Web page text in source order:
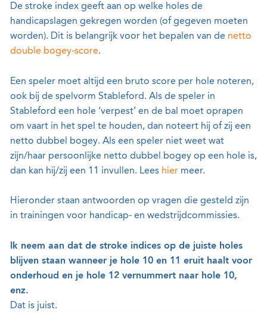
De stroke index geeft aan op welke holes de
handicapslagen gekregen worden (of gegeven moeten
worden). Dit is belangrijk voor het bepalen van de netto
double bogey-score.
Een speler moet altijd een bruto score per hole noteren,
ook bij de spelvorm Stableford. Als de speler in
Stableford een hole ‘verpest’ en de bal moet oprapen
om vaart in het spel te houden, dan noteert hij of zij een
netto dubbel bogey. Als een speler niet weet wat
zijn/haar persoonlijke netto dubbel bogey op een hole is,
dan kan hij/zij een 11 invullen. Lees hier meer.
Hieronder staan antwoorden op vragen die gesteld zijn
in trainingen voor handicap- en wedstrijdcommissies.
Ik neem aan dat de stroke indices op de juiste holes
blijven staan wanneer je hole 10 en 11 eruit haalt voor
onderhoud en je hole 12 vernummert naar hole 10,
enz.
Dat is juist.